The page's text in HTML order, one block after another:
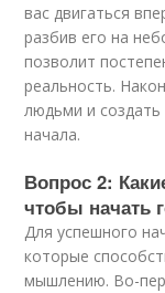
вас двигаться
разбив его на
позволит
реальность.
людьми и
начала.
Вопрос 2:
чтобы начать
Для успешного
которые
мышлению. Во-